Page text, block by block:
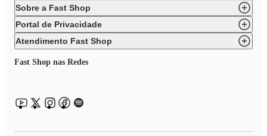
Sobre a Fast Shop
Portal de Privacidade
Atendimento Fast Shop
Fast Shop nas Redes